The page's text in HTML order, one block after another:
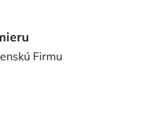
Firmu